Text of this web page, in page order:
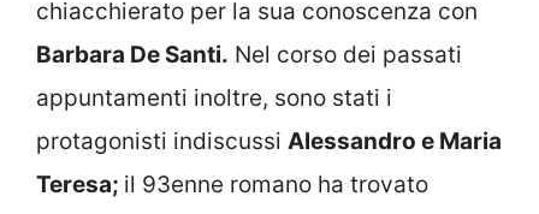
chiacchierato per la sua conoscenza con
Barbara De Santi. Nel corso dei passati
appuntamenti inoltre, sono stati i
protagonisti indiscussi Alessandro e Maria
Teresa; il 93enne romano ha trovato